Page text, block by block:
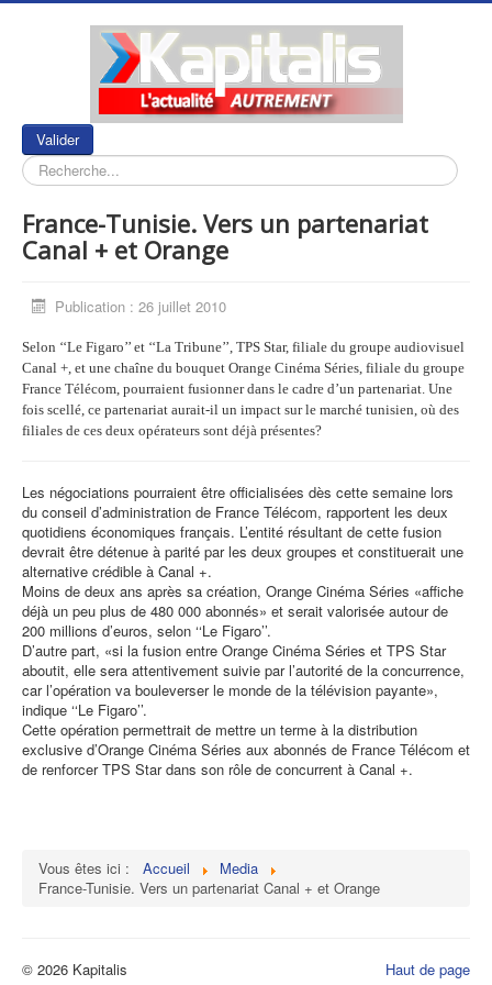
Valider
France-Tunisie. Vers un partenariat
Canal + et Orange
Publication : 26 juillet 2010
Selon ‘‘Le Figaro’’ et ‘‘La Tribune’’, TPS Star, filiale du groupe audiovisuel
Canal +, et une chaîne du bouquet Orange Cinéma Séries, filiale du groupe
France Télécom, pourraient fusionner dans le cadre d’un partenariat. Une
fois scellé, ce partenariat aurait-il un impact sur le marché tunisien, où des
filiales de ces deux opérateurs sont déjà présentes?
Les négociations pourraient être officialisées dès cette semaine lors
du conseil d’administration de France Télécom, rapportent les deux
quotidiens économiques français. L’entité résultant de cette fusion
devrait être détenue à parité par les deux groupes et constituerait une
alternative crédible à Canal +.
Moins de deux ans après sa création, Orange Cinéma Séries «affiche
déjà un peu plus de 480 000 abonnés» et serait valorisée autour de
200 millions d’euros, selon ‘‘Le Figaro’’.
D’autre part, «si la fusion entre Orange Cinéma Séries et TPS Star
aboutit, elle sera attentivement suivie par l’autorité de la concurrence,
car l’opération va bouleverser le monde de la télévision payante»,
indique ‘‘Le Figaro’’.
Cette opération permettrait de mettre un terme à la distribution
exclusive d’Orange Cinéma Séries aux abonnés de France Télécom et
de renforcer TPS Star dans son rôle de concurrent à Canal +.
Vous êtes ici : Accueil
Media
France-Tunisie. Vers un partenariat Canal + et Orange
Haut de page
© 2026 Kapitalis